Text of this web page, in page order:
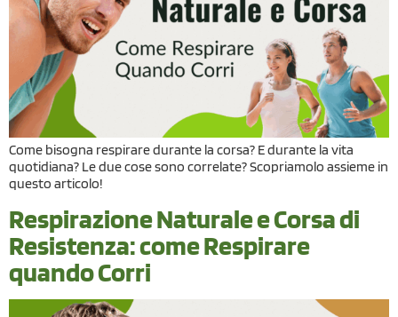
Come bisogna respirare durante la corsa? E durante la vita
quotidiana? Le due cose sono correlate? Scopriamolo assieme in
questo articolo!
Respirazione Naturale e Corsa di
Resistenza: come Respirare
quando Corri